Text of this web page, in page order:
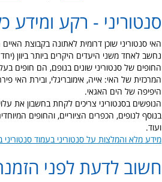
סנטוריני - רקע ומידע
נחשב לאחד משני היעדים היקרים ביותר ביוון
החופים של סנטוריני שונים בנופם, הם חופים
המרכזית של האי: אייה, אימובריגלי, ובירת האי
היפיפה של הים האגאי.
הנופשים בסנטוריני צריכים לקחת בחשבון את
בנוסף לנופים, הכפרים הציוריים, והחופים
ועוד.
מידע מלא והמלצות על סנטוריני בעמוד סנטוריני
חשוב לדעת לפני